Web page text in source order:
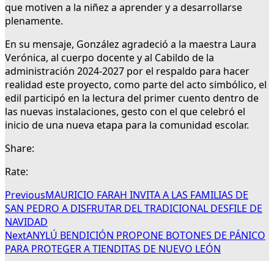
que motiven a la niñez a aprender y a desarrollarse
plenamente.
En su mensaje, González agradeció a la maestra Laura
Verónica, al cuerpo docente y al Cabildo de la
administración 2024-2027 por el respaldo para hacer
realidad este proyecto, como parte del acto simbólico, el
edil participó en la lectura del primer cuento dentro de
las nuevas instalaciones, gesto con el que celebró el
inicio de una nueva etapa para la comunidad escolar.
Share:
Rate:
PreviousMAURICIO FARAH INVITA A LAS FAMILIAS DE
SAN PEDRO A DISFRUTAR DEL TRADICIONAL DESFILE DE
NAVIDAD
NextANYLÚ BENDICIÓN PROPONE BOTONES DE PÁNICO
PARA PROTEGER A TIENDITAS DE NUEVO LEÓN